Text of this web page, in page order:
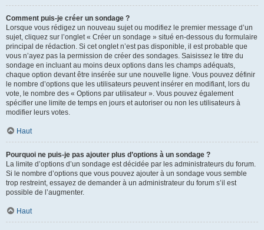
Comment puis-je créer un sondage ?
Lorsque vous rédigez un nouveau sujet ou modifiez le premier message d’un
sujet, cliquez sur l’onglet « Créer un sondage » situé en-dessous du formulaire
principal de rédaction. Si cet onglet n’est pas disponible, il est probable que
vous n’ayez pas la permission de créer des sondages. Saisissez le titre du
sondage en incluant au moins deux options dans les champs adéquats,
chaque option devant être insérée sur une nouvelle ligne. Vous pouvez définir
le nombre d’options que les utilisateurs peuvent insérer en modifiant, lors du
vote, le nombre des « Options par utilisateur ». Vous pouvez également
spécifier une limite de temps en jours et autoriser ou non les utilisateurs à
modifier leurs votes.
Haut
Pourquoi ne puis-je pas ajouter plus d’options à un sondage ?
La limite d’options d’un sondage est décidée par les administrateurs du forum.
Si le nombre d’options que vous pouvez ajouter à un sondage vous semble
trop restreint, essayez de demander à un administrateur du forum s’il est
possible de l’augmenter.
Haut